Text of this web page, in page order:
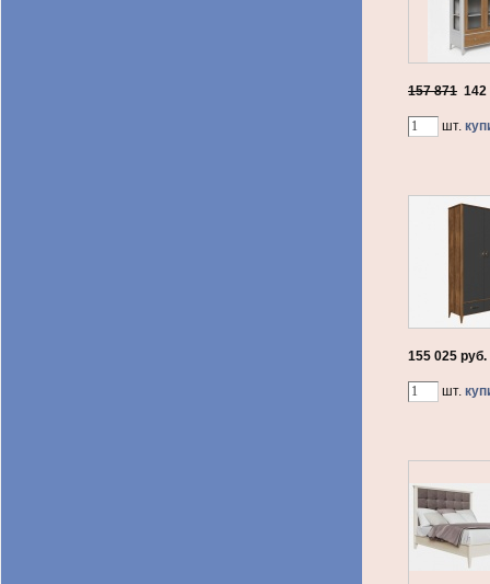
157 871 142
шт.
155 025 руб.
шт.